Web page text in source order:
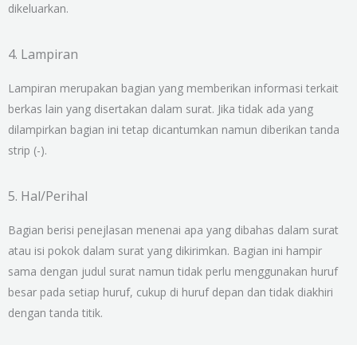
dikeluarkan.
4. Lampiran
Lampiran merupakan bagian yang memberikan informasi terkait
berkas lain yang disertakan dalam surat. Jika tidak ada yang
dilampirkan bagian ini tetap dicantumkan namun diberikan tanda
strip (-).
5. Hal/Perihal
Bagian berisi penejlasan menenai apa yang dibahas dalam surat
atau isi pokok dalam surat yang dikirimkan. Bagian ini hampir
sama dengan judul surat namun tidak perlu menggunakan huruf
besar pada setiap huruf, cukup di huruf depan dan tidak diakhiri
dengan tanda titik.